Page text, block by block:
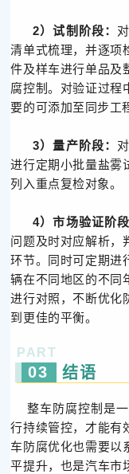
2）试制阶段：
清单式梳理，并逐项
件及样车进行单品及
腐控制。对验证过程
要的可添加至同步工
3）量产阶段：
进行定期小批量盐雾
列入重点复检对象。
4）市场验证阶段
问题及时对应解析，
环节。同时可定期进
辆在不同地区的不同
进行对照，不断优化
到更佳的平衡。
PART
03 结语
整车防腐控制是一
行持续管控，才能有
车防腐优化也需要以
平提升，也是汽车市